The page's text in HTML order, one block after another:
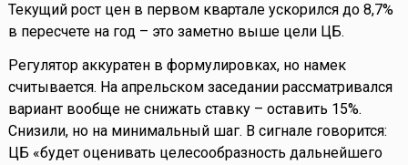
Текущий рост цен в первом квартале ускорился до 8,7%
в пересчете на год – это заметно выше цели ЦБ.
Регулятор аккуратен в формулировках, но намек
считывается. На апрельском заседании рассматривался
вариант вообще не снижать ставку – оставить 15%.
Снизили, но на минимальный шаг. В сигнале говорится:
ЦБ «будет оценивать целесообразность дальнейшего